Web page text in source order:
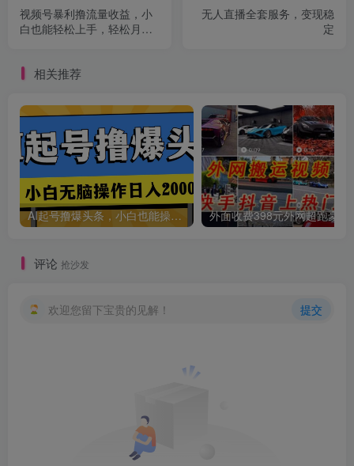
视频号暴利撸流量收益，小
白也能轻松上手，轻松月入
无人直播全套服务，变现稳
定
相关推荐
AI起号撸爆头条，小白也能操作，日入2000+
评论 抢沙发
欢迎您留下宝贵的见解！ 提交